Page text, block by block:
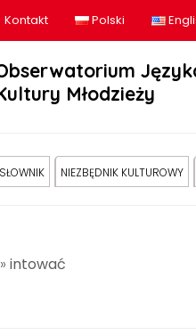
Kontakt Polski
Młodzieży
SŁOWNIK NIEZBĘDNIK KULTUROWY
» intować